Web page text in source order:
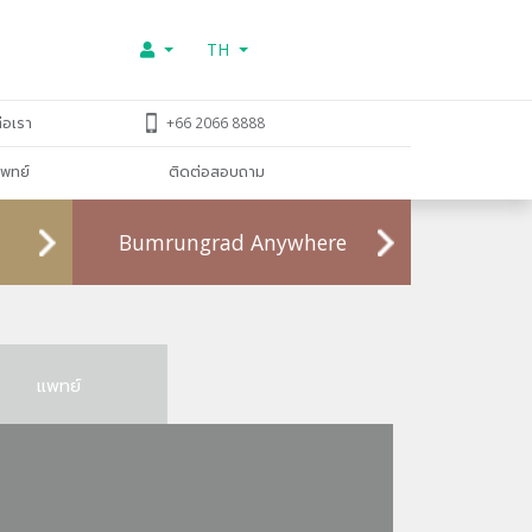
TH
เรา +66 2066 8888
ทย์ ติดต่อสอบถาม
Bumrungrad Anywhere
แพทย์